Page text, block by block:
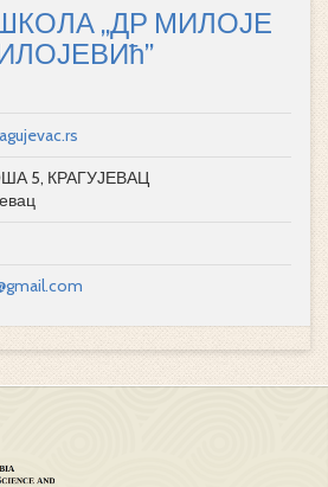
„ДР МИЛОЈЕ
5, КРАГУЈЕВАЦ